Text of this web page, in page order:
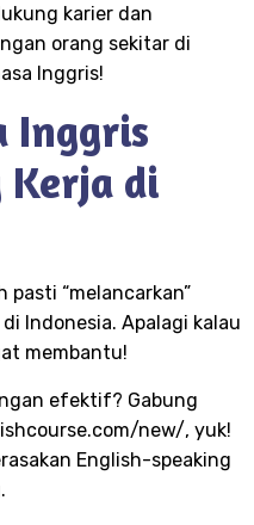
karier dan
orang sekitar di
Inggris!
Inggris
Kerja di
pasti “melancarkan”
Indonesia. Apalagi kalau
membantu!
efektif? Gabung
new/, yuk!
English-speaking